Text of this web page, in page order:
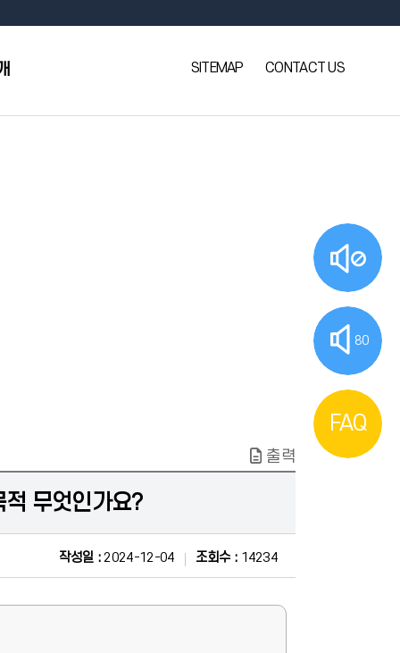
SITEMAP CONTACT US
80
FAQ
출력
무엇인가요?
작성일 :2024-12-04 조회수 : 14234